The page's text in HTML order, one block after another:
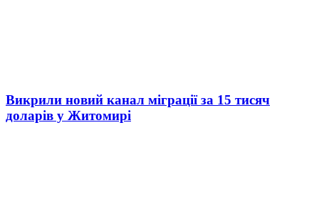
Викрили новий канал міграції за 15 тисяч
доларів у Житомирі